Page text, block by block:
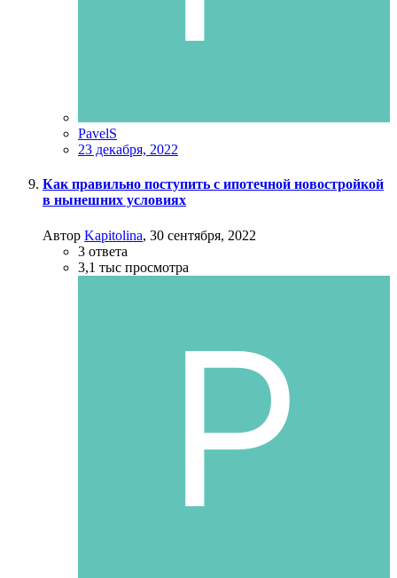
PavelS
23 декабря, 2022
Как правильно поступить с ипотечной новостройкой
в нынешних условиях
Автор Kapitolina, 30 сентября, 2022
3 ответа
3,1 тыс просмотра